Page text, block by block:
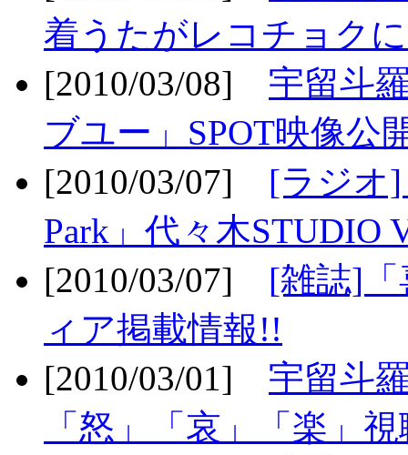
着うたがレコチョク
[2010/03/08] 宇留斗
ブユー」SPOT映像公
[2010/03/07] [ラジオ]
Park」代々木STUDIO
[2010/03/07] [雑誌]「
ィア掲載情報!!
[2010/03/01] 宇留斗
「怒」「哀」「楽」